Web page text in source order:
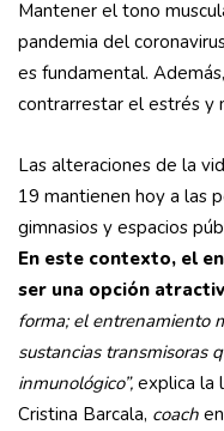
Mantener el tono
pandemia del
es fundamental.
contrarrestar el estrés y
Las alteraciones de la
19 mantienen hoy a las
gimnasios y espacios
En este contexto, el
ser una opción
forma; el entrenamiento
sustancias transmisoras
inmunológico”, explica la
Cristina Barcala, coach